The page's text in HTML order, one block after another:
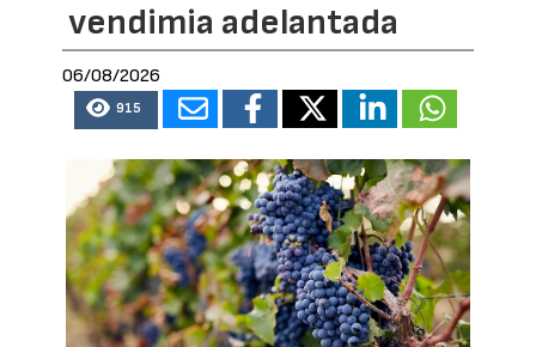
vendimia adelantada
06/08/2026
915